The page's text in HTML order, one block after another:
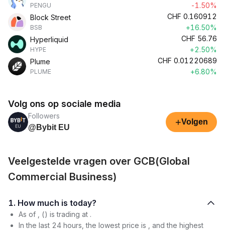
PENGU
-1.50%
Block Street
BSB
CHF 0.160912
+16.50%
Hyperliquid
HYPE
CHF 56.76
+2.50%
Plume
PLUME
CHF 0.01220689
+6.80%
Volg ons op sociale media
Followers
@Bybit EU
+Volgen
Veelgestelde vragen over GCB(Global
Commercial Business)
1. How much is today?
As of , () is trading at .
In the last 24 hours, the lowest price is , and the highest